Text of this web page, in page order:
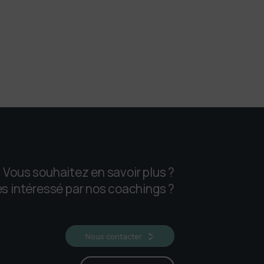
qui s’adresse
Vous souhaitez en savoir plus ?
intéressé par nos coachings ?
Nous contacter